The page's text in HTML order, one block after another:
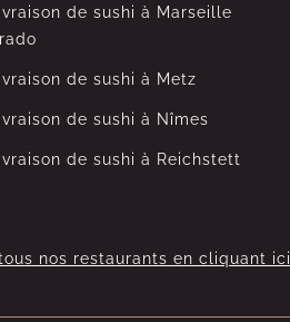
de sushi à Marseille
de sushi à Metz
de sushi à Nîmes
de sushi à Reichstett
nos restaurants en cliquant ici